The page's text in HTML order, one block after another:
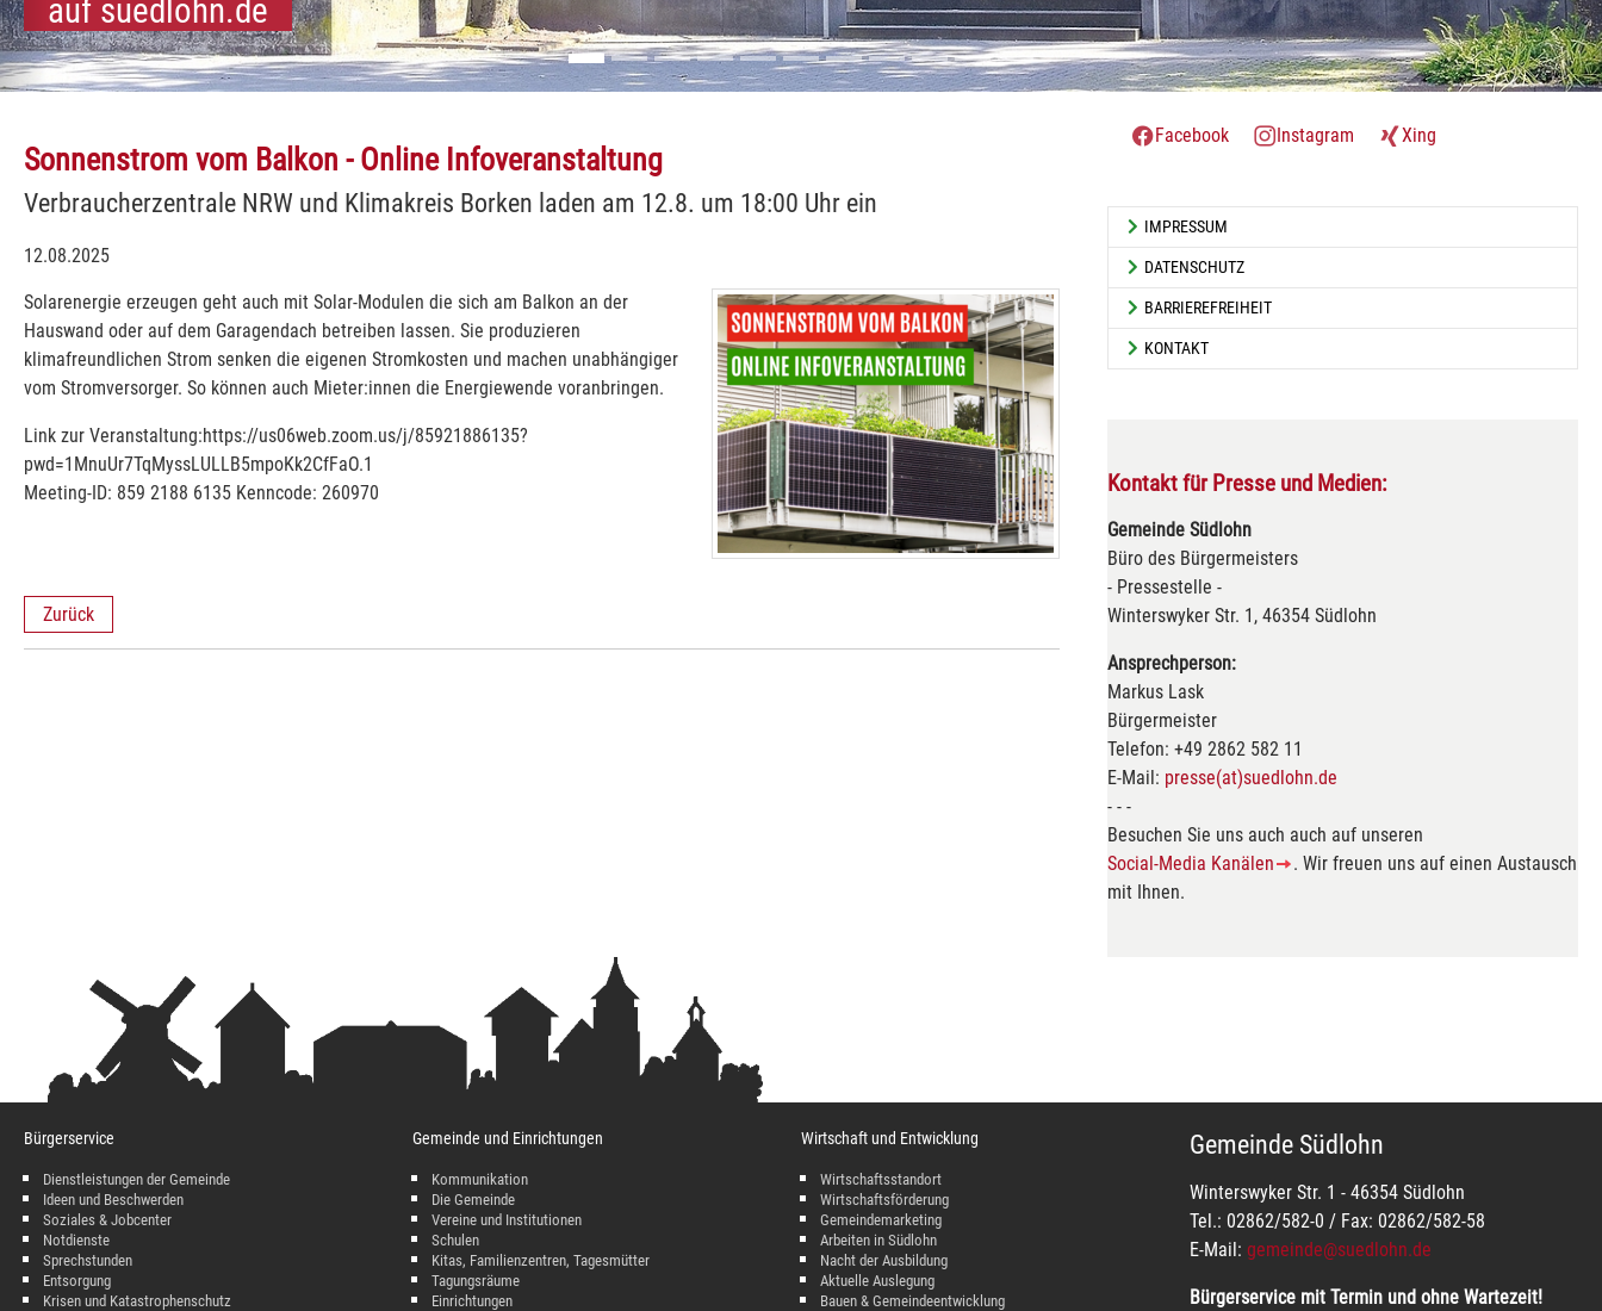
und Oeding:
und Oeding:
Südlohn und Oeding:
Südlohn und Oeding:
Südlohn und Oeding:
Südlohn und Oeding:
Südlohn und Oeding:
Südlohn und Oeding:
Südlohn und Oeding:
Südlohn und Oeding:
auf suedlohn.de
Sonnenstrom vom Balkon - Online Infoveranstaltung
Verbraucherzentrale NRW und Klimakreis Borken laden am 12.8. um 18:00 Uhr ein
12.08.2025
Solarenergie erzeugen geht auch mit Solar-Modulen die sich am Balkon an der
Hauswand oder auf dem Garagendach betreiben lassen. Sie produzieren
klimafreundlichen Strom senken die eigenen Stromkosten und machen unabhängiger
vom Stromversorger. So können auch Mieter:innen die Energiewende voranbringen.
Link zur Veranstaltung:https://us06web.zoom.us/j/85921886135?
pwd=1MnuUr7TqMyssLULLB5mpoKk2CfFaO.1
Meeting-ID: 859 2188 6135 Kenncode: 260970
Zurück
Facebook Instagram Xing
IMPRESSUM
DATENSCHUTZ
BARRIEREFREIHEIT
KONTAKT
Kontakt für Presse und Medien:
Gemeinde Südlohn
Büro des Bürgermeisters
- Pressestelle -
Winterswyker Str. 1, 46354 Südlohn
Ansprechperson:
Markus Lask
Bürgermeister
Telefon: +49 2862 582 11
E-Mail: presse(at)suedlohn.de
- - -
Besuchen Sie uns auch auch auf unseren
Social-Media Kanälen
. Wir freuen uns auf einen Austausch
mit Ihnen.
Bürgerservice
Dienstleistungen der Gemeinde
Ideen und Beschwerden
Soziales & Jobcenter
Notdienste
Sprechstunden
Entsorgung
Krisen und Katastrophenschutz
Gemeinde und Einrichtungen
Kommunikation
Die Gemeinde
Vereine und Institutionen
Schulen
Kitas, Familienzentren, Tagesmütter
Tagungsräume
Einrichtungen
Wirtschaft und Entwicklung
Wirtschaftsstandort
Wirtschaftsförderung
Gemeindemarketing
Arbeiten in Südlohn
Nacht der Ausbildung
Aktuelle Auslegung
Bauen & Gemeindeentwicklung
Gemeinde Südlohn
Winterswyker Str. 1 - 46354 Südlohn
Tel.: 02862/582-0 / Fax: 02862/582-58
E-Mail: gemeinde@suedlohn.de
Bürgerservice mit Termin und ohne Wartezeit!